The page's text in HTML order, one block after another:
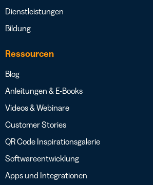
Dienstleistungen
Bildung
Ressourcen
Blog
Anleitungen & E-Books
Videos & Webinare
Customer Stories
QR Code Inspirationsgalerie
Softwareentwicklung
Apps und Integrationen